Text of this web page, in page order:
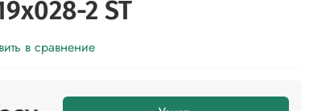
2 ST
в сравнение